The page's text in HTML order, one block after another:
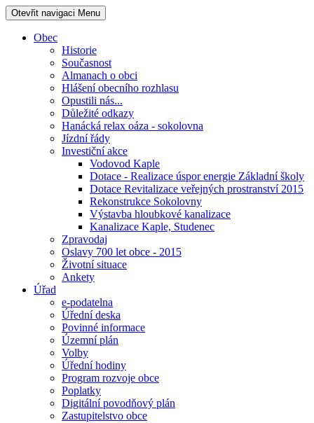
Otevřit navigaci Menu
Obec
Historie
Současnost
Almanach o obci
Hlášení obecního rozhlasu
Opustili nás...
Důležité odkazy
Hanácká relax oáza - sokolovna
Jízdní řády
Investiční akce
Vodovod Kaple
Dotace - Realizace úspor energie Základní školy
Dotace Revitalizace veřejných prostranství 2015
Rekonstrukce Sokolovny
Výstavba hloubkové kanalizace
Kanalizace Kaple, Studenec
Zpravodaj
Oslavy 700 let obce - 2015
Životní situace
Ankety
Úřad
e-podatelna
Úřední deska
Povinné informace
Územní plán
Volby
Úřední hodiny
Program rozvoje obce
Poplatky
Digitální povodňový plán
Zastupitelstvo obce